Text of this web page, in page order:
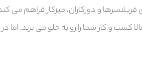
فریلنسرها و دورکاران، میزکار فراهم
کسب و کار شما را رو به جلو می برند.